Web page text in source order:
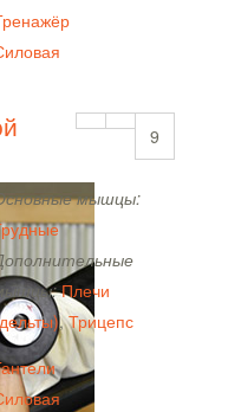
9
мышцы:
Плечи
,Трицепс